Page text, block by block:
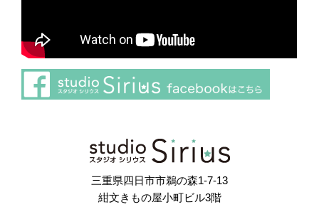
Instagram でフォロー
三重県四日市市鵜の森1-7-13
紺文きもの屋小町ビル3階